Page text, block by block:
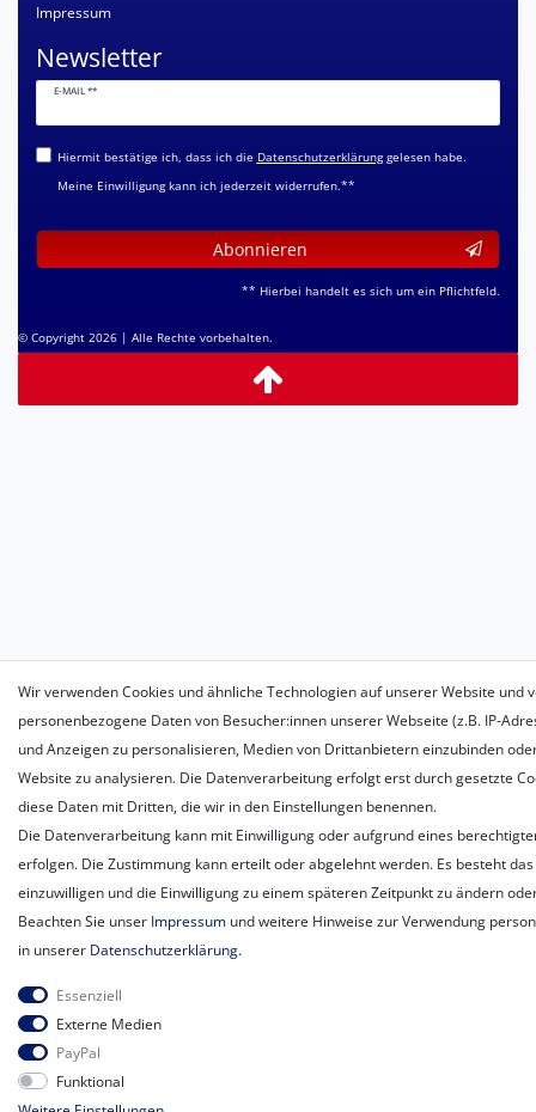
Impressum
Newsletter
E-MAIL **
Newsletter
Honig
Hiermit bestätige ich, dass ich die Daten­schutz­erklärunggelesen habe.
Meine Einwilligung kann ich jederzeit widerrufen.**
Abonnieren
** Hierbei handelt es sich um ein Pflichtfeld.
© Copyright 2026 | Alle Rechte vorbehalten.
Wir verwenden Cookies und ähnliche Technologien auf unserer Website und
personenbezogene Daten von Besucher:innen unserer Webseite (z.B. IP-
und Anzeigen zu personalisieren, Medien von Drittanbietern einzubinden
Website zu analysieren. Die Datenverarbeitung erfolgt erst durch gesetzte
diese Daten mit Dritten, die wir in den Einstellungen benennen.
Die Datenverarbeitung kann mit Einwilligung oder aufgrund eines
erfolgen. Die Zustimmung kann erteilt oder abgelehnt werden. Es besteht das
einzuwilligen und die Einwilligung zu einem späteren Zeitpunkt zu ändern
Beachten Sie unser Impressum und weitere Hinweise zur Verwendung
in unserer Daten­schutz­erklärung.
Essenziell
Externe Medien
PayPal
Funktional